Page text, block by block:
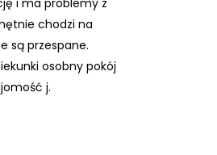
i ma problemy z
chodzi na
są przespane.
osobny pokój
j.